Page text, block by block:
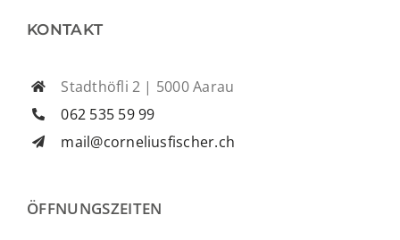
KONTAKT
Stadthöfli 2 | 5000 Aarau
062 535 59 99
mail@corneliusfischer.ch
ÖFFNUNGSZEITEN